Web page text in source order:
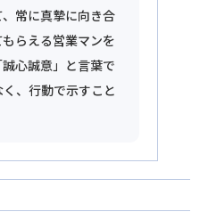
常に真摯に向き合
らえる営業マンを
心誠意」と言葉で
、行動で示すこと